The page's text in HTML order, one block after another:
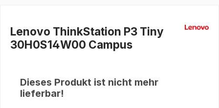
Lenovo ThinkStation P3 Tiny
30H0S14W00 Campus
Dieses Produkt ist nicht mehr
lieferbar!